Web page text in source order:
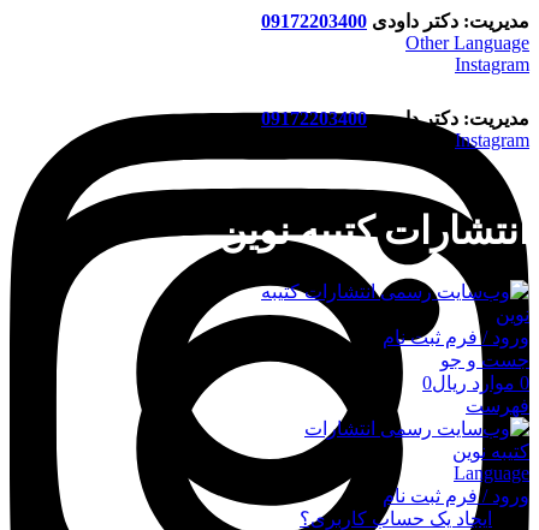
مدیریت: دکتر داودی 09172203400
Other Language
Instagram
مدیریت: دکتر داودی09172203400
Instagram
انتشارات کتیبه نوین
ورود / فرم ثبت نام
جست و جو
0 موارد ریال0
فهرست
Language
ورود / فرم ثبت نام
ورود
ایجاد یک حساب کاربری؟